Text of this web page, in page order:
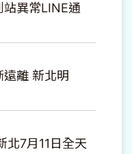
異常LINE通
遠離 新北明
北7月11日全天